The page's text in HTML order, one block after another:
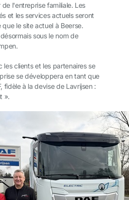
l'entreprise familiale. Les
et les services actuels seront
le site actuel à Beerse.
sous le nom de
les clients et les partenaires se
se développera en tant que
fidèle à la devise de Lavrijsen :
».